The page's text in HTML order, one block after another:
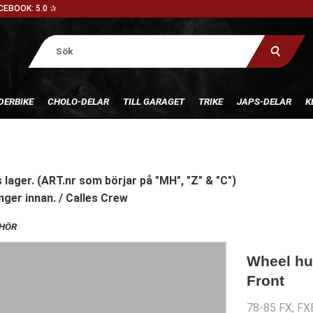
5.0 ✰
CHOLO-DELAR TILL GARAGET TRIKE JAPS-DELAR
(ART.nr som börjar på "MH", "Z" & "C")
innan. / Calles Crew
Wheel
Front
78-85 FX;